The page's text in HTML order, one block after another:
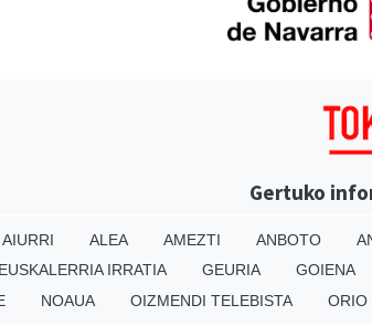
Gertuko
AIURRI ALEA AMEZTI ANBOTO
EUSKALERRIA IRRATIA GEURIA GOIENA
NOAUA OIZMENDI TELEBISTA ORIO